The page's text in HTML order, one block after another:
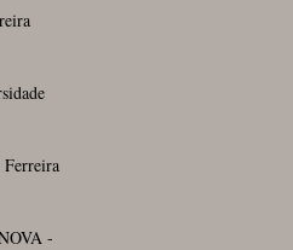
-